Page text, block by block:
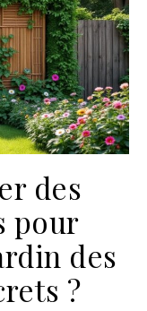
des
pour
des
?